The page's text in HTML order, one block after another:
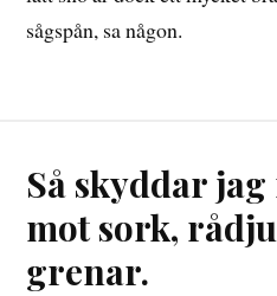
sågspån, sa någon.
Så skyddar
mot sork,
grenar.